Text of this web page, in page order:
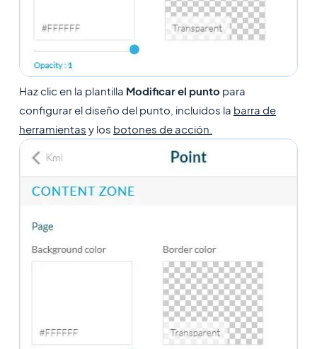
Haz clic en la plantilla Modificar el puntopara
configurar el diseño del punto, incluidos la barra de
herramientas y los botones de acción.